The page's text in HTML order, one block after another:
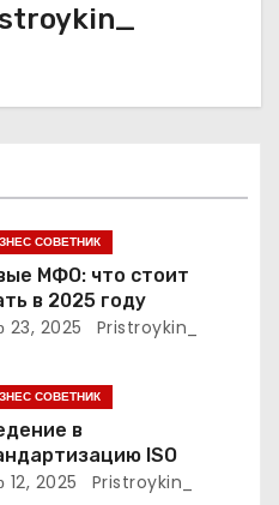
СОВЕТНИК
МФО: что стоит
в 2025 году
23, 2025 Pristroykin_
СОВЕТНИК
в
ISO
12, 2025 Pristroykin_